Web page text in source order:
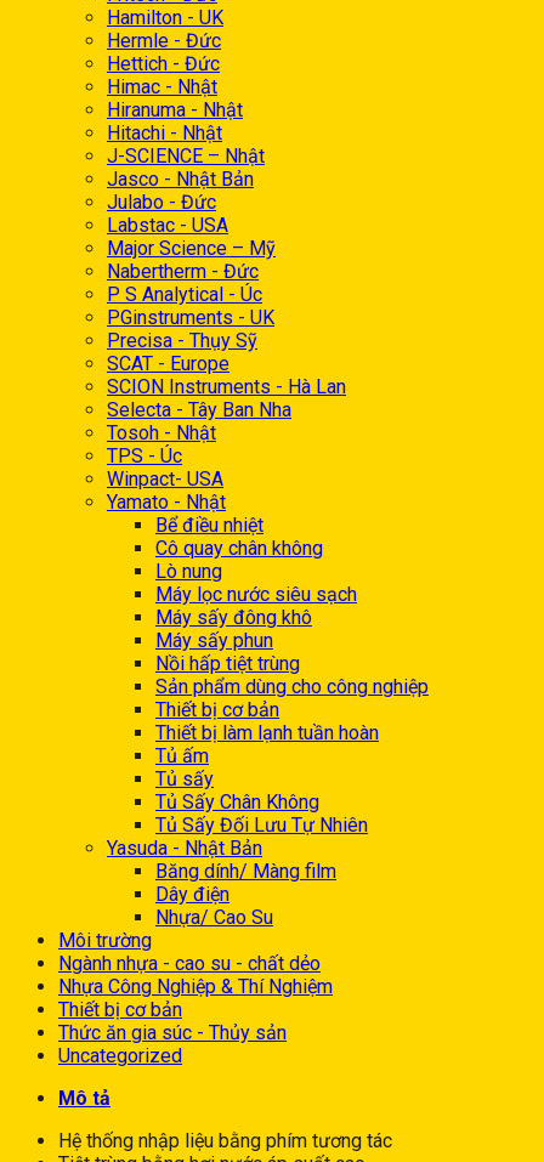
Hamilton - UK
Hermle - Đức
Hettich - Đức
Himac - Nhật
Hiranuma - Nhật
Hitachi - Nhật
J-SCIENCE – Nhật
Jasco - Nhật Bản
Julabo - Đức
Labstac - USA
Major Science – Mỹ
Nabertherm - Đức
P S Analytical - Úc
PGinstruments - UK
Precisa - Thụy Sỹ
SCAT - Europe
SCION Instruments - Hà Lan
Selecta - Tây Ban Nha
Tosoh - Nhật
TPS - Úc
Winpact- USA
Yamato - Nhật
Bể điều nhiệt
Cô quay chân không
Lò nung
Máy lọc nước siêu sạch
Máy sấy đông khô
Máy sấy phun
Nồi hấp tiệt trùng
Sản phẩm dùng cho công nghiệp
Thiết bị cơ bản
Thiết bị làm lạnh tuần hoàn
Tủ ấm
Tủ sấy
Tủ Sấy Chân Không
Tủ Sấy Đối Lưu Tự Nhiên
Yasuda - Nhật Bản
Băng dính/ Màng film
Dây điện
Nhựa/ Cao Su
Môi trường
Ngành nhựa - cao su - chất dẻo
Nhựa Công Nghiệp & Thí Nghiệm
Thiết bị cơ bản
Thức ăn gia súc - Thủy sản
Uncategorized
Mô tả
Hệ thống nhập liệu bằng phím tương tác